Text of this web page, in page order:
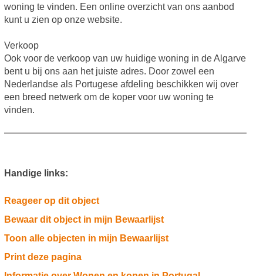
woning te vinden. Een online overzicht van ons aanbod
kunt u zien op onze website.
Verkoop
Ook voor de verkoop van uw huidige woning in de Algarve
bent u bij ons aan het juiste adres. Door zowel een
Nederlandse als Portugese afdeling beschikken wij over
een breed netwerk om de koper voor uw woning te
vinden.
Handige links:
Reageer op dit object
Bewaar dit object in mijn Bewaarlijst
Toon alle objecten in mijn Bewaarlijst
Print deze pagina